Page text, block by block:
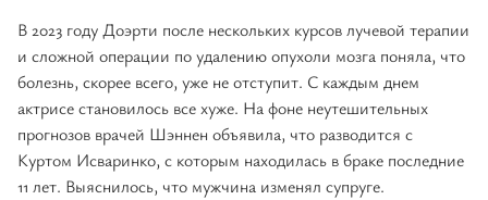
В 2023 году Доэрти после нескольких курсов лучевой терапии
и сложной операции по удалению опухоли мозга поняла, что
болезнь, скорее всего, уже не отступит. С каждым днем
актрисе становилось все хуже. На фоне неутешительных
прогнозов врачей Шэннен объявила, что разводится с
Куртом Исваринко, с которым находилась в браке последние
11 лет. Выяснилось, что мужчина изменял супруге.